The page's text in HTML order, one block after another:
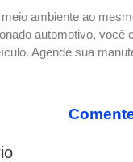
ambiente ao
automotivo, você
Agende sua